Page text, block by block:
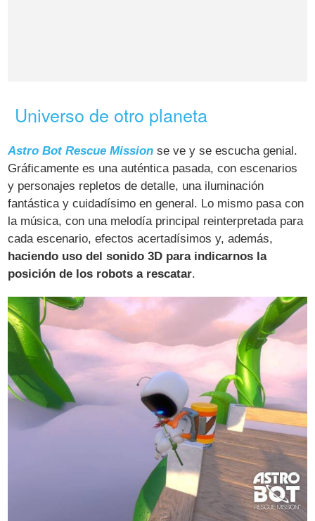
Universo de otro planeta
Astro Bot Rescue Mission se ve y se escucha genial.
Gráficamente es una auténtica pasada, con escenarios
y personajes repletos de detalle, una iluminación
fantástica y cuidadísimo en general. Lo mismo pasa con
la música, con una melodía principal reinterpretada para
cada escenario, efectos acertadísimos y, además,
haciendo uso del sonido 3D para indicarnos la
posición de los robots a rescatar.